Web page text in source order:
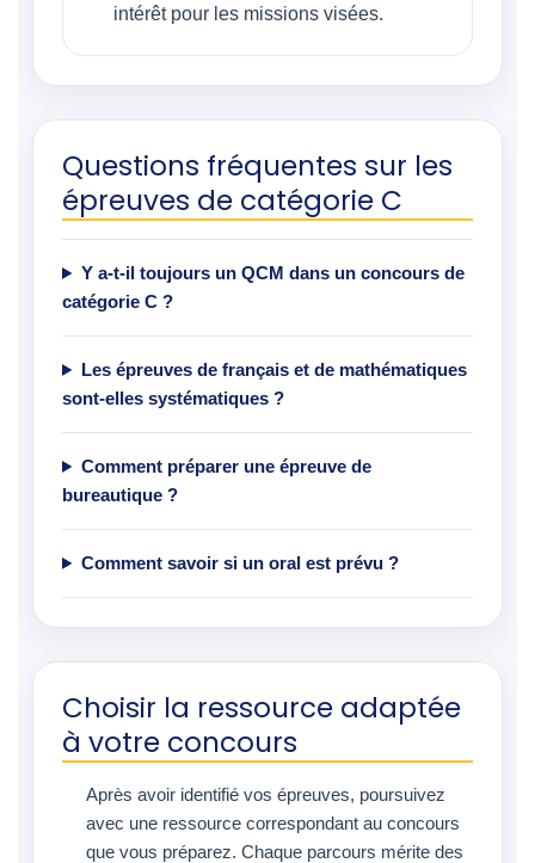
intérêt pour les missions visées.
Questions fréquentes sur les
épreuves de catégorie C
Y a-t-il toujours un QCM dans un concours de
catégorie C ?
Les épreuves de français et de mathématiques
sont-elles systématiques ?
Comment préparer une épreuve de
bureautique ?
Comment savoir si un oral est prévu ?
Choisir la ressource adaptée
à votre concours
Après avoir identifié vos épreuves, poursuivez
avec une ressource correspondant au concours
que vous préparez. Chaque parcours mérite des